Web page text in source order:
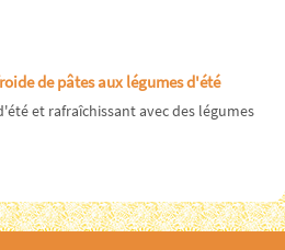
de pâtes aux légumes d'été
et rafraîchissant avec des légumes